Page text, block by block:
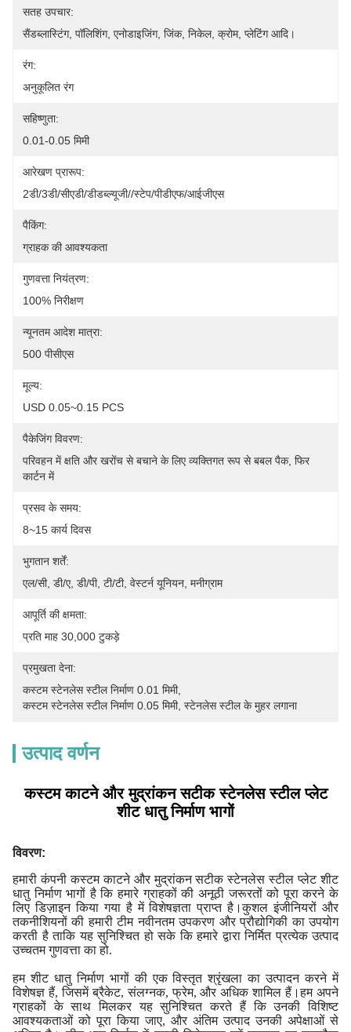
सतह उपचार:
सैंडब्लास्टिंग, पॉलिशिंग, एनोडाइजिंग, जिंक, निकेल, क्रोम, प्लेटिंग आदि।
रंग:
अनुकूलित रंग
सहिष्णुता:
0.01-0.05 मिमी
आरेखण प्रारूप:
2डी/3डी/सीएडी/डीडब्ल्यूजी//स्टेप/पीडीएफ/आईजीएस
पैकिंग:
ग्राहक की आवश्यकता
गुणवत्ता नियंत्रण:
100% निरीक्षण
न्यूनतम आदेश मात्रा:
500 पीसीएस
मूल्य:
USD 0.05~0.15 PCS
पैकेजिंग विवरण:
परिवहन में क्षति और खरोंच से बचाने के लिए व्यक्तिगत रूप से बबल पैक, फिर
कार्टन में
प्रसव के समय:
8~15 कार्य दिवस
भुगतान शर्तें:
एल/सी, डी/ए, डी/पी, टी/टी, वेस्टर्न यूनियन, मनीग्राम
आपूर्ति की क्षमता:
प्रति माह 30,000 टुकड़े
प्रमुखता देना:
कस्टम स्टेनलेस स्टील निर्माण 0.01 मिमी,
कस्टम स्टेनलेस स्टील निर्माण 0.05 मिमी, स्टेनलेस स्टील के मुहर लगाना
उत्पाद वर्णन
कस्टम काटने और मुद्रांकन सटीक स्टेनलेस स्टील प्लेट
शीट धातु निर्माण भागों
विवरण:
हमारी कंपनी कस्टम काटने और मुद्रांकन सटीक स्टेनलेस स्टील प्लेट शीट
धातु निर्माण भागों है कि हमारे ग्राहकों की अनूठी जरूरतों को पूरा करने के
लिए डिज़ाइन किया गया है में विशेषज्ञता प्राप्त है।कुशल इंजीनियरों और
तकनीशियनों की हमारी टीम नवीनतम उपकरण और प्रौद्योगिकी का उपयोग
करती है ताकि यह सुनिश्चित हो सके कि हमारे द्वारा निर्मित प्रत्येक उत्पाद
उच्चतम गुणवत्ता का हो.
हम शीट धातु निर्माण भागों की एक विस्तृत श्रृंखला का उत्पादन करने में
विशेषज्ञ हैं, जिसमें ब्रैकेट, संलग्नक, फ्रेम, और अधिक शामिल हैं।हम अपने
ग्राहकों के साथ मिलकर यह सुनिश्चित करते हैं कि उनकी विशिष्ट
आवश्यकताओं को पूरा किया जाए, और अंतिम उत्पाद उनकी अपेक्षाओं से